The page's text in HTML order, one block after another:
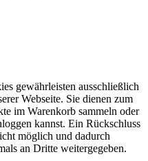
gewährleisten ausschließlich
Webseite. Sie dienen zum
im Warenkorb sammeln oder
kannst. Ein Rückschluss
möglich und dadurch
an Dritte weitergegeben.